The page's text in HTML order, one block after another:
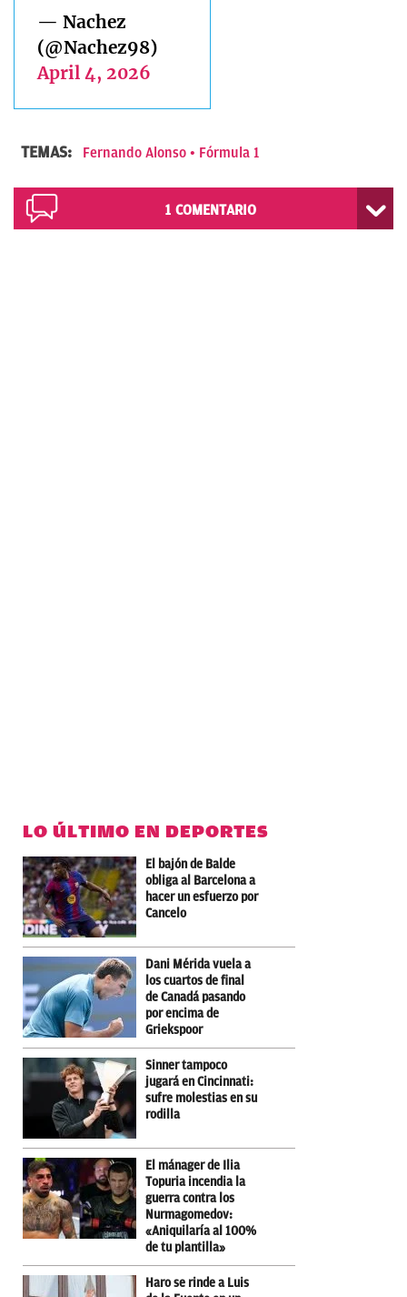
— Nachez
(@Nachez98)
April 4, 2026
TEMAS: Fernando Alonso Fórmula 1
1 COMENTARIO
LO ÚLTIMO EN DEPORTES
El bajón de Balde
obliga al Barcelona a
hacer un esfuerzo por
Cancelo
Dani Mérida vuela a
los cuartos de final
de Canadá pasando
por encima de
Griekspoor
Sinner tampoco
jugará en Cincinnati:
sufre molestias en su
rodilla
El mánager de Ilia
Topuria incendia la
guerra contra los
Nurmagomedov:
«Aniquilaría al 100%
de tu plantilla»
Haro se rinde a Luis